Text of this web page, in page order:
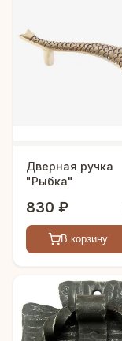
Дверная ручка
"Рыбка"
830 ₽
В корзину